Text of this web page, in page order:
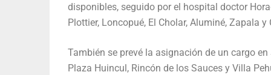
disponibles, seguido por el hospital doctor
Plottier, Loncopué, El Cholar, Aluminé, Zapala
También se prevé la asignación de un cargo
Plaza Huincul, Rincón de los Sauces y Villa